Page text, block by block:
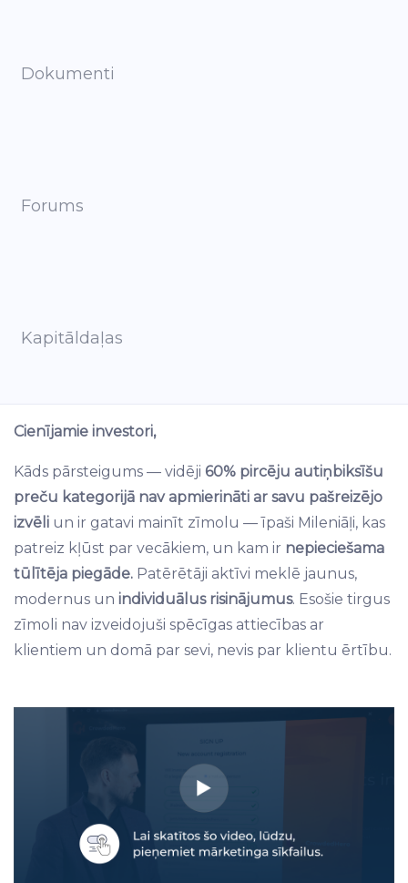
Dokumenti
Forums
Kapitāldaļas
Cienījamie investori,
Kāds pārsteigums — vidēji 60% pircēju autiņbiksīšu
preču kategorijā nav apmierināti ar savu pašreizējo
izvēli un ir gatavi mainīt zīmolu — īpaši Mileniāļi, kas
patreiz kļūst par vecākiem, un kam ir nepieciešama
tūlītēja piegāde. Patērētāji aktīvi meklē jaunus,
modernus un individuālus risinājumus. Esošie tirgus
zīmoli nav izveidojuši spēcīgas attiecības ar
klientiem un domā par sevi, nevis par klientu ērtību.